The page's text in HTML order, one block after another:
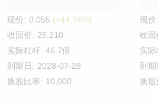
现价: 0.055 (+44.74%)
收回价: 25,210
实际杠杆: 46.7倍
到期日: 2028-07-28
换股比率: 10,000
现价:
收回
实际
到期
换股